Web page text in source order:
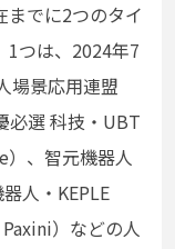
までに2つのタイ
1つは、2024年7
場景応⽤連盟
必選 科技・UBT
、智元機器⼈
⼈・KEPLE
）などの⼈